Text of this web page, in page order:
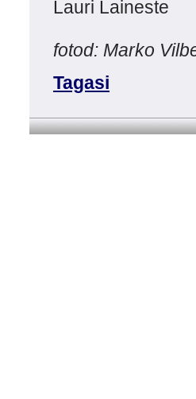
Lauri Laineste
fotod: Marko
Tagasi